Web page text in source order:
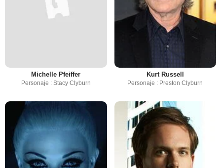
Michelle Pfeiffer
Personaje : Stacy Clyburn
Kurt Russell
Personaje : Preston Clyburn